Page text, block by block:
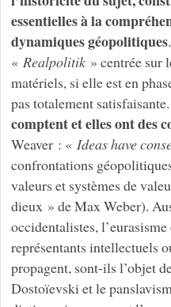
essentielles à la
dynamiques géopolitiques
« Realpolitik» centrée sur
matériels, si elle est en
pas totalement
comptent et elles ont des
Weaver : « Ideas have
confrontations
valeurs et systèmes de
dieux » de Max Weber).
occidentalistes,
représentants intellectuels
propagent, sont-ils l’objet
Dostoïevski et le